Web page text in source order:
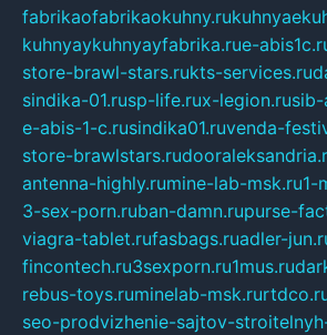
fabrikaofabrikaokuhny.ru
kuhnyaykuhnyayfabrika.rue-
store-brawl-stars.rukts-services.ru
sindika-01.rusp-life.rux-legion.rusib-
e-abis-1-c.rusindika01.ruvenda-
store-brawlstars.ru
antenna-highly.rumine-lab-msk.ru1-
3-sex-porn.ruban-damn.rupurse-
viagra-tablet.rufasbags.ruadler-
fincontech.ru3sexporn.ru1mus.ru
rebus-toys.ruminelab-msk.ru
seo-prodvizhenie-sajtov-